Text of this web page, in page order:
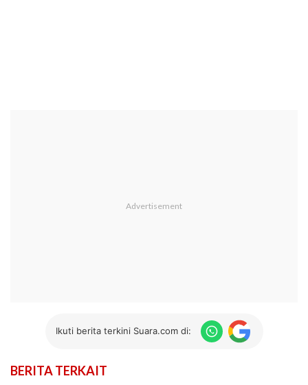
Ikuti berita terkini Suara.com di:
BERITA TERKAIT